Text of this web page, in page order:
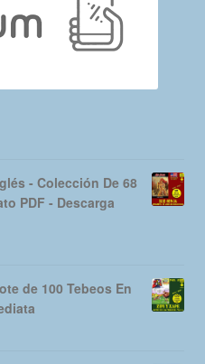
- Colección De 68
PDF - Descarga
de 100 Tebeos En